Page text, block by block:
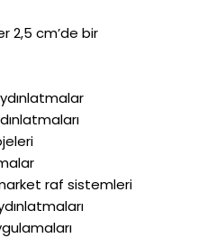
2,5 cm’de bir
raf sistemleri